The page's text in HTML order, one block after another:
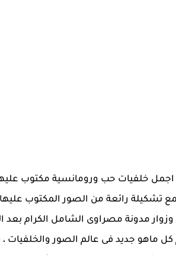
تشكيلة رائعة من الصور المكتوب
مدونة مصراوى الشامل الكرام بعد
كل ماهو جديد فى عالم الصور والخلفيات